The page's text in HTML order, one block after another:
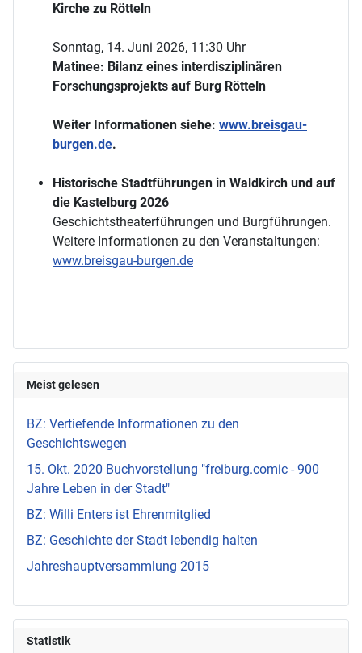
Kirche zu Rötteln
Sonntag, 14. Juni 2026, 11:30 Uhr
Matinee: Bilanz eines interdisziplinären
Forschungsprojekts auf Burg Rötteln
Weiter Informationen siehe: www.breisgau-
burgen.de.
Historische Stadtführungen in Waldkirch und auf
die Kastelburg 2026
Geschichtstheaterführungen und Burgführungen.
Weitere Informationen zu den Veranstaltungen:
www.breisgau-burgen.de
Meist gelesen
BZ: Vertiefende Informationen zu den
Geschichtswegen
15. Okt. 2020 Buchvorstellung "freiburg.comic - 900
Jahre Leben in der Stadt"
BZ: Willi Enters ist Ehrenmitglied
BZ: Geschichte der Stadt lebendig halten
Jahreshauptversammlung 2015
Statistik